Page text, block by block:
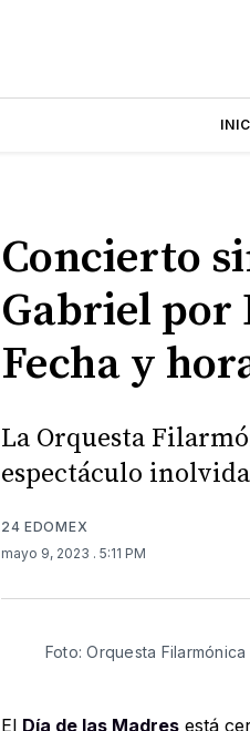
Concierto
Gabriel por
Fecha y
La Orquesta
espectáculo
24 EDOMEX
mayo 9, 2023 . 5:11 PM
Foto: Orquesta
El Día de las Madresestá